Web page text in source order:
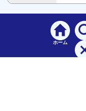
ホーム